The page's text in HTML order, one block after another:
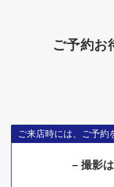
ご予約お
ご来店時には、ご予約
– 撮影